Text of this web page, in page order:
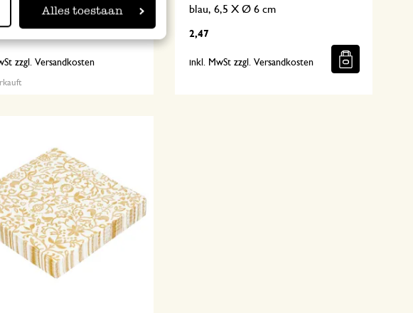
Alles toestaan
ca. 38 x 24 cm
zzgl. Versandkosten
blau, 6,5 X Ø 6 cm
2,47
inkl. MwSt zzgl. Versandkosten